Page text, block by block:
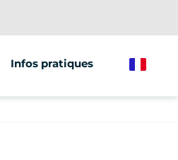
Séminaires
Infos pratiques